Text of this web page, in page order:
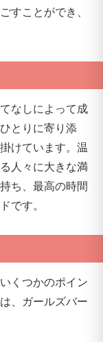
すことができ、
なしによって成
とりに寄り添
けています。温
人々に大きな満
ち、最高の時間
です。
くつかのポイン
、ガールズバー